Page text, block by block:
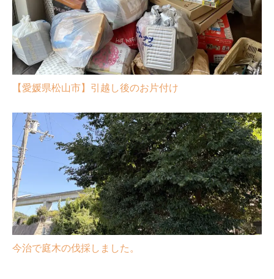
【愛媛県松山市】引越し後のお片付け
今治で庭木の伐採しました。